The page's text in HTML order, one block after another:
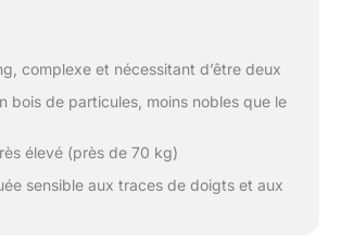
complexe et nécessitant d’être deux
bois de particules, moins nobles que le
élevé (près de 70 kg)
sensible aux traces de doigts et aux